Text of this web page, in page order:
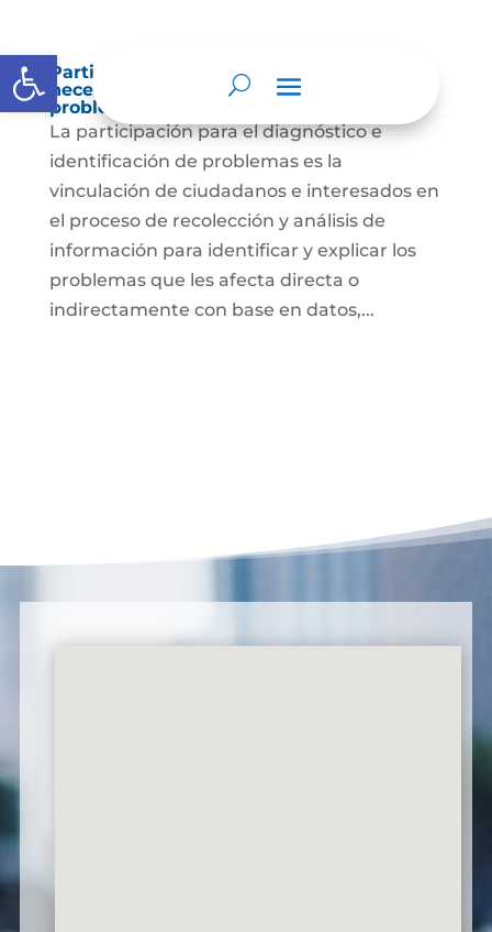
Abrir barra de herramientas
Participación para el diagnóstico de
necesidades e identificación de
problemas.
La participación para el diagnóstico e
identificación de problemas es la
vinculación de ciudadanos e interesados en
el proceso de recolección y análisis de
información para identificar y explicar los
problemas que les afecta directa o
indirectamente con base en datos,...